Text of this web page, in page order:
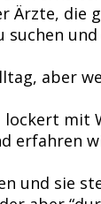
Ärzte, die
aber
mit
erfahren
und sie